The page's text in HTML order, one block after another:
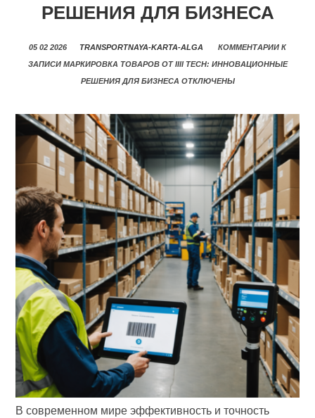
РЕШЕНИЯ ДЛЯ БИЗНЕСА
05 02 2026 TRANSPORTNAYA-KARTA-ALGA КОММЕНТАРИИ К
ЗАПИСИ МАРКИРОВКА ТОВАРОВ ОТ IIII TECH: ИННОВАЦИОННЫЕ
РЕШЕНИЯ ДЛЯ БИЗНЕСА ОТКЛЮЧЕНЫ
В современном мире эффективность и точность